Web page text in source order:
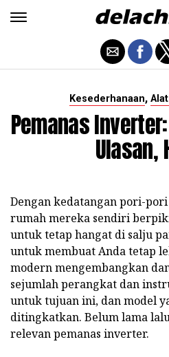
Kesederhanaan,
Pemanas
Ulasan,
Dengan kedatangan pori-
rumah mereka sendiri
untuk tetap hangat di salju
untuk membuat Anda tetap
modern mengembangkan
sejumlah perangkat dan
untuk tujuan ini, dan model
ditingkatkan. Belum lama
relevan pemanas inverter.